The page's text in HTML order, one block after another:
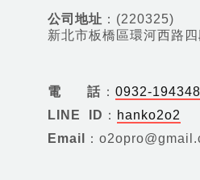
公司地址 ：(220325)
新北市板橋區環河西路
電話
： 0932-194348
LINE ID ： hanko2o2
Email
：